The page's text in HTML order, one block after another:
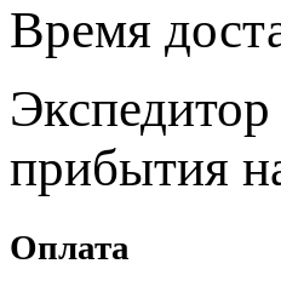
Время
прибытия
Оплата